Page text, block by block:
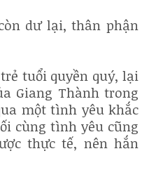
dư lại, thân phận
tuổi quyền quý, lại
Giang Thành trong
một tình yêu khắc
cùng tình yêu cũng
thực tế, nên hắn